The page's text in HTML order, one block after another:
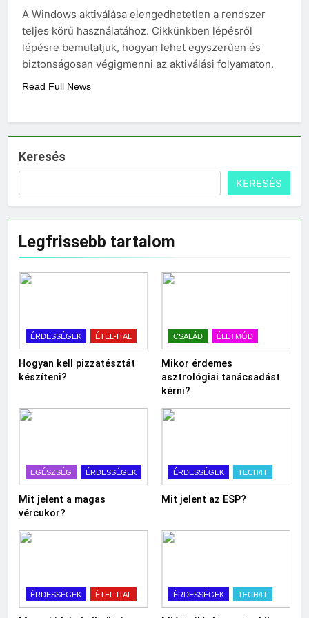
3 Nap Ezelőtt
Mennyi cement kell?
3 Nap Ezelőtt
A Windows aktiválása elengedhetetlen a rendszer
teljes körű használatához. Cikkünkben lépésről
lépésre bemutatjuk, hogyan lehet egyszerűen és
biztonságosan végigmenni az aktiválási folyamaton.
Read Full News
Keresés
KERESÉS
Legfrissebb tartalom
ÉRDESSÉGEK ÉTEL-ITAL
Hogyan kell pizzatésztát
készíteni?
CSALÁD ÉLETMÓD
Mikor érdemes
asztrológiai tanácsadást
kérni?
EGÉSZSÉG ÉRDESSÉGEK
Mit jelent a magas
vércukor?
ÉRDESSÉGEK TECH/IT
Mit jelent az ESP?
ÉRDESSÉGEK ÉTEL-ITAL ÉRDESSÉGEK TECH/IT